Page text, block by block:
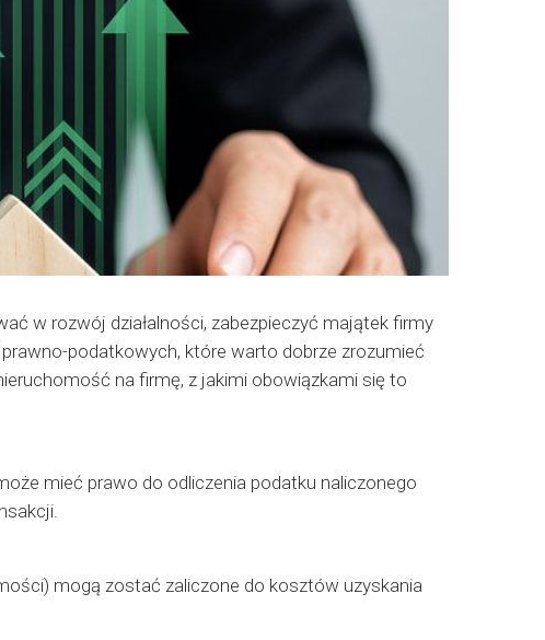
w rozwój działalności, zabezpieczyć majątek firmy
podatkowych, które warto dobrze zrozumieć
na firmę, z jakimi obowiązkami się to
mieć prawo do odliczenia podatku naliczonego
mogą zostać zaliczone do kosztów uzyskania